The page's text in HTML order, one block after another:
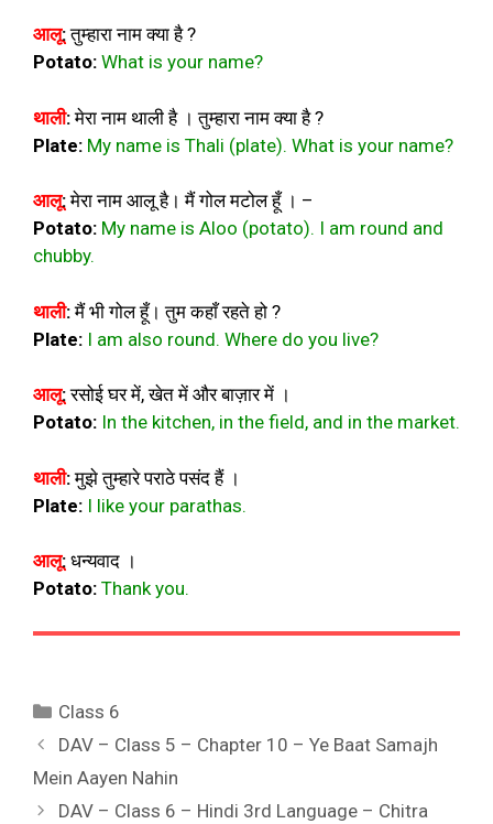
आलू:तुम्हारा नाम क्या है ?
Potato: What is your name?
थाली:मेरा नाम थाली है । तुम्हारा नाम क्या है ?
Plate: My name is Thali (plate). What is your name?
आलू:मेरा नाम आलू है। मैं गोल मटोल हूँ । –
Potato: My name is Aloo (potato). I am round and
chubby.
थाली:मैं भी गोल हूँ। तुम कहाँ रहते हो ?
Plate: I am also round. Where do you live?
आलू:रसोई घर में, खेत में और बाज़ार में ।
Potato: In the kitchen, in the field, and in the market.
थाली:मुझे तुम्हारे पराठे पसंद हैं ।
Plate: I like your parathas.
आलू: धन्यवाद ।
Potato: Thank you.
Categories
Class 6
DAV – Class 5 – Chapter 10 – Ye Baat Samajh
Mein Aayen Nahin
DAV – Class 6 – Hindi 3rd Language – Chitra